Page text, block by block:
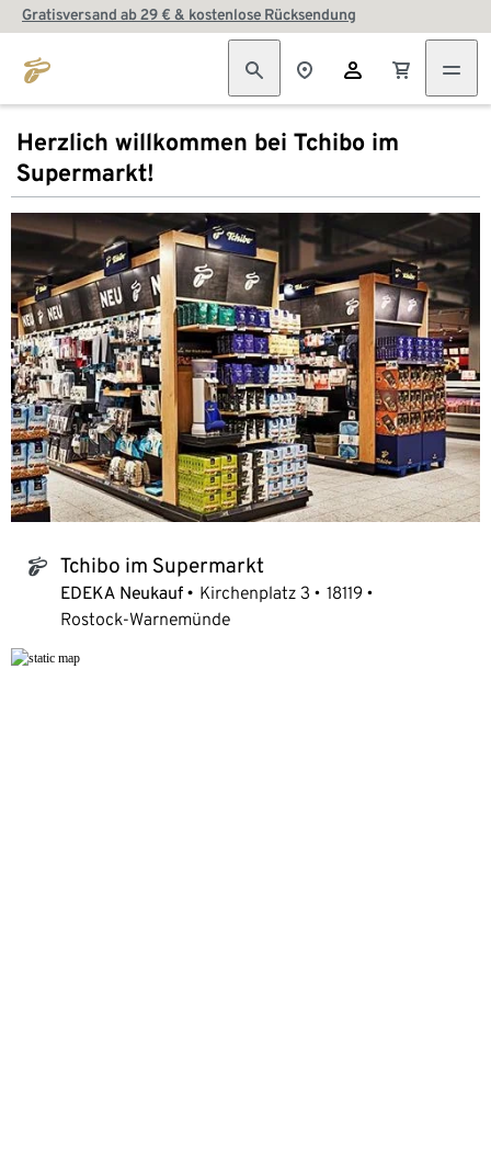
Gratisversand ab 29 € & kostenlose Rücksendung
Herzlich willkommen bei Tchibo im
Supermarkt!
tchibo_logo Tchibo im Supermarkt
EDEKA Neukauf Kirchenplatz 3
18119
Rostock-Warnemünde